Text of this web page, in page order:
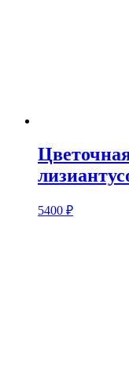
5400 ₽